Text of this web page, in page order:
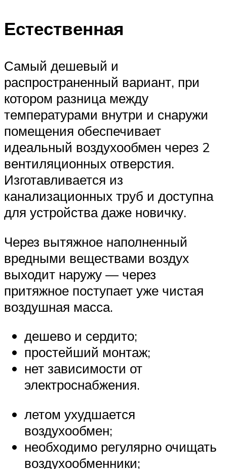
Естественная
Самый дешевый и
распространенный вариант, при
котором разница между
температурами внутри и снаружи
помещения обеспечивает
идеальный воздухообмен через 2
вентиляционных отверстия.
Изготавливается из
канализационных труб и доступна
для устройства даже новичку.
Через вытяжное наполненный
вредными веществами воздух
выходит наружу — через
притяжное поступает уже чистая
воздушная масса.
дешево и сердито;
простейший монтаж;
нет зависимости от
электроснабжения.
летом ухудшается
воздухообмен;
необходимо регулярно очищать
воздухообменники;